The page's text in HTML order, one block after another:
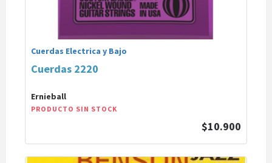
Cuerdas Electrica y Bajo
Cuerdas 2220
Ernieball
PRODUCTO SIN STOCK
$10.900